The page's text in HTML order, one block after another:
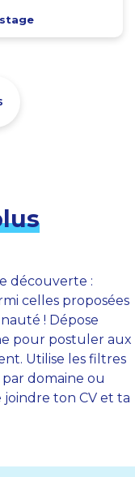
stage
découverte :
celles proposées
! Dépose
pour postuler aux
Utilise les filtres
domaine ou
joindre ton CV et ta